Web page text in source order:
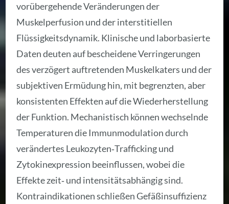
vorübergehende Veränderungen der
Muskelperfusion und der interstitiellen
Flüssigkeitsdynamik. Klinische und laborbasierte
Daten deuten auf bescheidene Verringerungen
des verzögert auftretenden Muskelkaters und der
subjektiven Ermüdung hin, mit begrenzten, aber
konsistenten Effekten auf die Wiederherstellung
der Funktion. Mechanistisch können wechselnde
Temperaturen die Immunmodulation durch
verändertes Leukozyten‑Trafficking und
Zytokinexpression beeinflussen, wobei die
Effekte zeit‑ und intensitätsabhängig sind.
Kontraindikationen schließen Gefäßinsuffizienz